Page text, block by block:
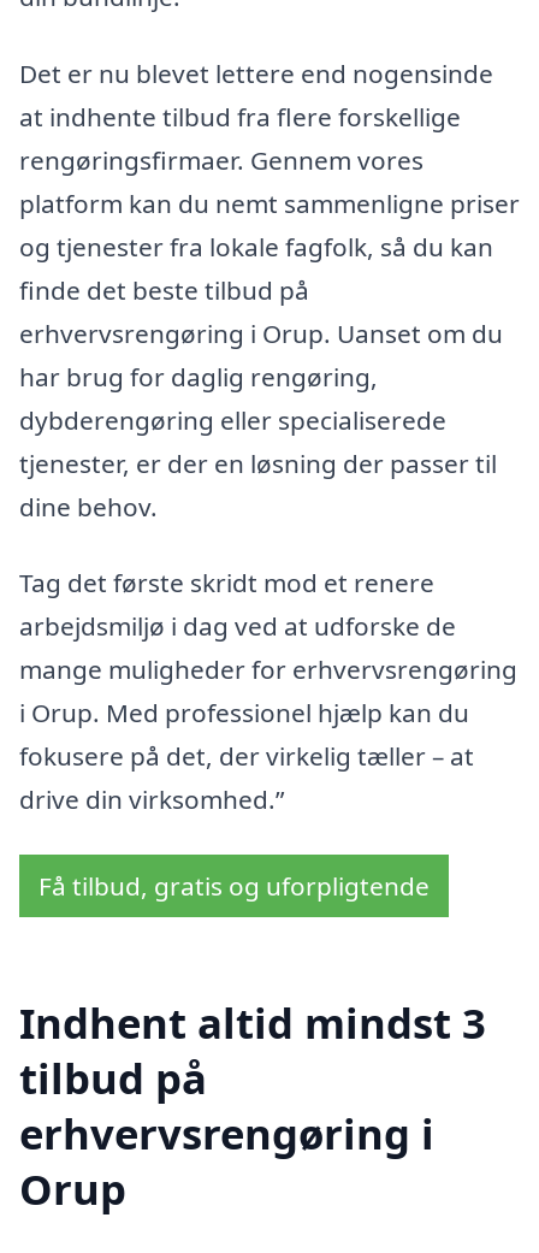
Det er nu blevet lettere end nogensinde
at indhente tilbud fra flere forskellige
rengøringsfirmaer. Gennem vores
platform kan du nemt sammenligne priser
og tjenester fra lokale fagfolk, så du kan
finde det beste tilbud på
erhvervsrengøring i Orup. Uanset om du
har brug for daglig rengøring,
dybderengøring eller specialiserede
tjenester, er der en løsning der passer til
dine behov.
Tag det første skridt mod et renere
arbejdsmiljø i dag ved at udforske de
mange muligheder for erhvervsrengøring
i Orup. Med professionel hjælp kan du
fokusere på det, der virkelig tæller – at
drive din virksomhed.”
Få tilbud, gratis og uforpligtende
Indhent altid mindst 3
tilbud på
erhvervsrengøring i
Orup